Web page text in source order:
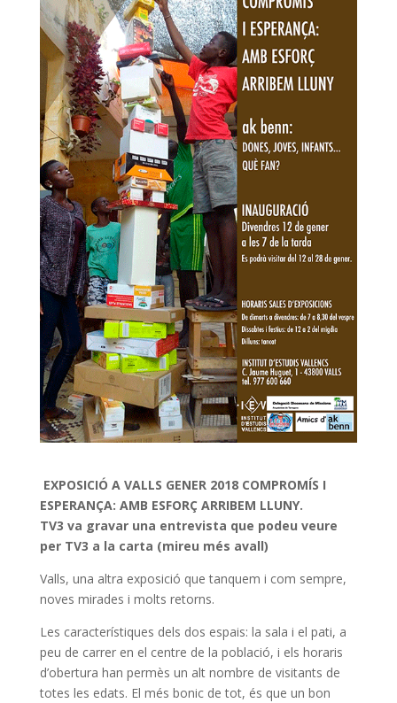
EXPOSICIÓ A VALLS GENER 2018 COMPROMÍS I
ESPERANÇA: AMB ESFORÇ ARRIBEM LLUNY.
TV3 va gravar una entrevista que podeu veure
per TV3 a la carta (mireu més avall)
Valls, una altra exposició que tanquem i com sempre,
noves mirades i molts retorns.
Les característiques dels dos espais: la sala i el pati, a
peu de carrer en el centre de la població, i els horaris
d’obertura han permès un alt nombre de visitants de
totes les edats. El més bonic de tot, és que un bon